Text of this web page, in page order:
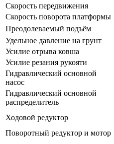
Скорость передвижения
Скорость поворота платформы
Преодолеваемый подъём
Удельное давление на грунт
Усилие отрыва ковша
Усилие резания рукояти
Гидравлический основной
насос
Гидравлический основной
распределитель
Ходовой редуктор
Поворотный редуктор и мотор